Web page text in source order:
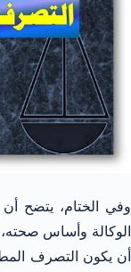
وفي الختام، يتضح أن
الوكالة وأساس
أن يكون التصرف